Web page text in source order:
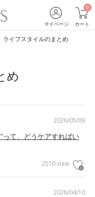
マイページ
0
カート
ライフスタイルのまとめ
め
2026/05/09
って、どうケアすればい
2510 view
2026/04/10